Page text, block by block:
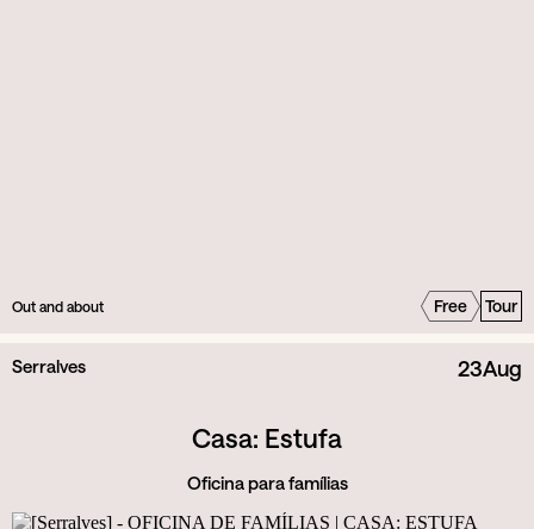
Out and about Free Tour
Serralves 23Aug
Casa: Estufa
Oficina para famílias